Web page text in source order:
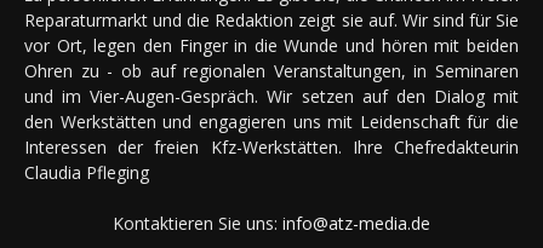
Reparaturmarkt und die Redaktion zeigt sie auf. Wir sind für Sie
vor Ort, legen den Finger in die Wunde und hören mit beiden
Ohren zu - ob auf regionalen Veranstaltungen, in Seminaren
und im Vier-Augen-Gespräch. Wir setzen auf den Dialog mit
den Werkstätten und engagieren uns mit Leidenschaft für die
Interessen der freien Kfz-Werkstätten. Ihre Chefredakteurin
Claudia Pfleging
Kontaktieren Sie uns: info@atz-media.de